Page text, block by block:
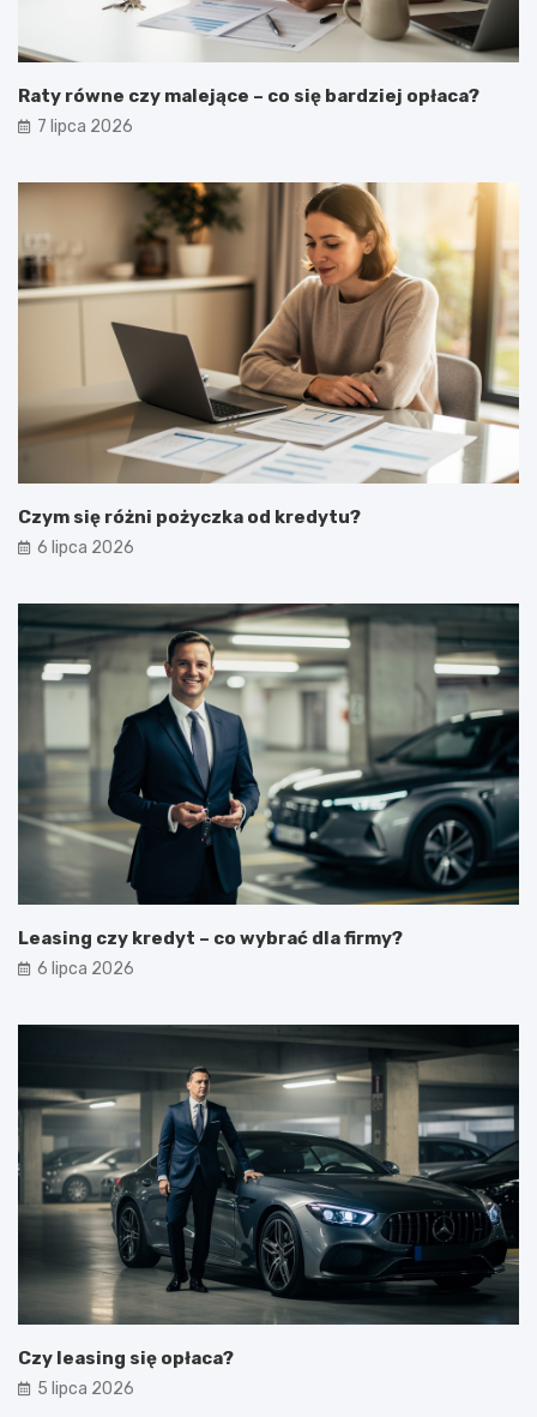
Raty równe czy malejące – co się bardziej opłaca?
7 lipca 2026
Czym się różni pożyczka od kredytu?
6 lipca 2026
Leasing czy kredyt – co wybrać dla firmy?
6 lipca 2026
Czy leasing się opłaca?
5 lipca 2026